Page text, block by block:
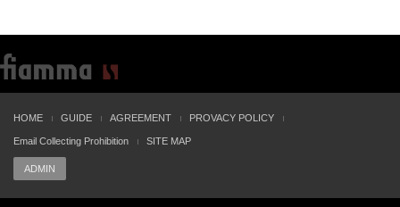
HOME GUIDE AGREEMENT PROVACY POLICY
Email Collecting Prohibition SITE MAP
ADMIN